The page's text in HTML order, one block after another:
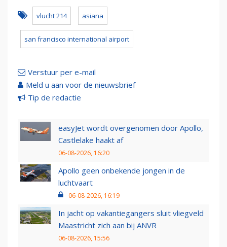
vlucht 214 asiana
san francisco international airport
Verstuur per e-mail
Meld u aan voor de nieuwsbrief
Tip de redactie
easyJet wordt overgenomen door Apollo,
Castlelake haakt af
06-08-2026, 16:20
Apollo geen onbekende jongen in de
luchtvaart
06-08-2026, 16:19
In jacht op vakantiegangers sluit vliegveld
Maastricht zich aan bij ANVR
06-08-2026, 15:56